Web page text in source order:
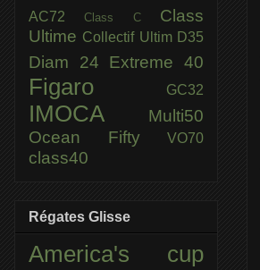
AC72Class C Class
Ultime Collectif Ultim D35
Diam 24 Extreme 40
Figaro GC32
IMOCA
Multi50
Ocean Fifty
VO70
class40
Régates Glisse
America's cup